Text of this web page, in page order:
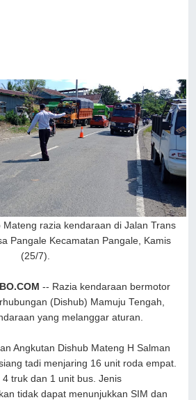
razia kendaraan di Jalan Trans
Pangale Kecamatan Pangale, Kamis
(25/7).
-- Razia kendaraan bermotor
(Dishub) Mamuju Tengah,
yang melanggar aturan.
Angkutan Dishub Mateng H Salman
tadi menjaring 16 unit roda empat.
truk dan 1 unit bus. Jenis
tidak dapat menunjukkan SIM dan